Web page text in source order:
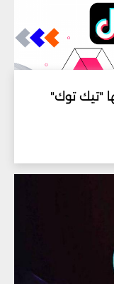
"تيك توك"